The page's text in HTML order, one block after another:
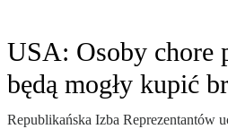
USA: Osoby chore
będą mogły kupić
Republikańska Izba Reprezentantów